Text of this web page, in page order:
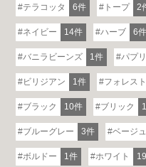
テラコッタ 6件 トープ 2
ネイビー 14件 ハーブ 6件
バニラビーンズ 1件 パプ
ビリジアン 1件 フォレス
ブラック 10件 ブリック
ブルーグレー 3件 ベージュ
ボルドー 1件 ホワイト